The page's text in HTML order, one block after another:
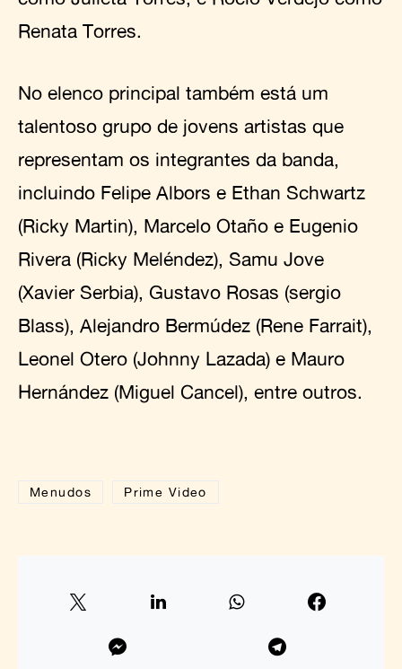
Renata Torres.
No elenco principal também está um
talentoso grupo de jovens artistas que
representam os integrantes da banda,
incluindo Felipe Albors e Ethan Schwartz
(Ricky Martin), Marcelo Otaño e Eugenio
Rivera (Ricky Meléndez), Samu Jove
(Xavier Serbia), Gustavo Rosas (sergio
Blass), Alejandro Bermúdez (Rene Farrait),
Leonel Otero (Johnny Lazada) e Mauro
Hernández (Miguel Cancel), entre outros.
Menudos Prime Video